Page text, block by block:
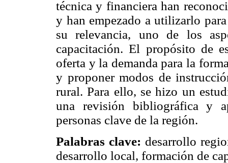
técnica y financiera han
y han empezado a utilizarlo
su relevancia, uno de los
capacitación. El propósito de
oferta y la demanda para la
y proponer modos de
rural. Para ello, se hizo un
una revisión bibliográfica y
personas clave de la región.
Palabras clave: desarrollo
desarrollo local, formación de